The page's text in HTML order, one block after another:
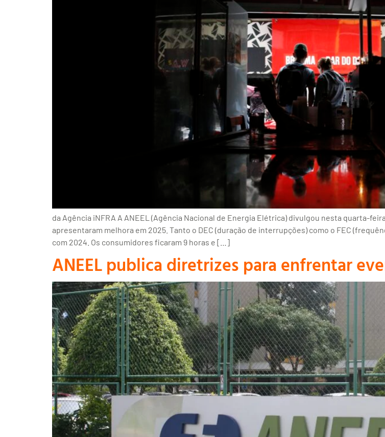
da Agência iNFRA A ANEEL (Agência Nacional de Energia Elétrica) divulgou nesta quarta-
apresentaram melhora em 2025. Tanto o DEC (duração de interrupções) como o FEC
com 2024. Os consumidores ficaram 9 horas e […]
ANEEL publica diretrizes para enfrentar